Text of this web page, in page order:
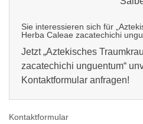
Sie interessieren sich für
Herba Caleae zacatechichi
Jetzt „Aztekisches
zacatechichi unguentum“
Kontaktformular anfragen!
Kontaktformular